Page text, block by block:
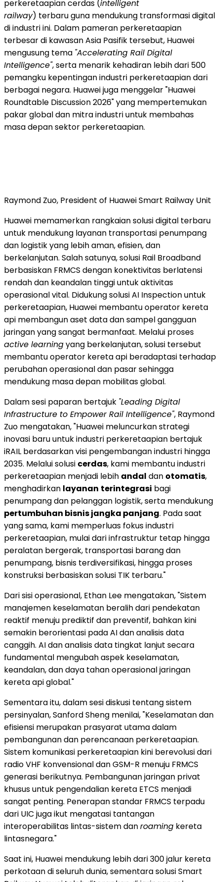
perkeretaapian cerdas (intelligent
railway) terbaru guna mendukung transformasi digital
di industri ini. Dalam pameran perkeretaapian
terbesar di kawasan Asia Pasifik tersebut, Huawei
mengusung tema "Accelerating Rail Digital
Intelligence", serta menarik kehadiran lebih dari 500
pemangku kepentingan industri perkeretaapian dari
berbagai negara. Huawei juga menggelar "Huawei
Roundtable Discussion 2026" yang mempertemukan
pakar global dan mitra industri untuk membahas
masa depan sektor perkeretaapian.
Raymond Zuo, President of Huawei Smart Railway Unit
Huawei memamerkan rangkaian solusi digital terbaru
untuk mendukung layanan transportasi penumpang
dan logistik yang lebih aman, efisien, dan
berkelanjutan. Salah satunya, solusi Rail Broadband
berbasiskan FRMCS dengan konektivitas berlatensi
rendah dan keandalan tinggi untuk aktivitas
operasional vital. Didukung solusi AI Inspection untuk
perkeretaapian, Huawei membantu operator kereta
api membangun aset data dan sampel gangguan
jaringan yang sangat bermanfaat. Melalui proses
active learningyang berkelanjutan, solusi tersebut
membantu operator kereta api beradaptasi terhadap
perubahan operasional dan pasar sehingga
mendukung masa depan mobilitas global.
Dalam sesi paparan bertajuk "Leading Digital
Infrastructure to Empower Rail Intelligence", Raymond
Zuo mengatakan, "Huawei meluncurkan strategi
inovasi baru untuk industri perkeretaapian bertajuk
iRAIL berdasarkan visi pengembangan industri hingga
2035. Melalui solusi cerdas, kami membantu industri
perkeretaapian menjadi lebih andal dan otomatis,
menghadirkan layanan terintegrasi bagi
penumpang dan pelanggan logistik, serta mendukung
pertumbuhan bisnis jangka panjang. Pada saat
yang sama, kami memperluas fokus industri
perkeretaapian, mulai dari infrastruktur tetap hingga
peralatan bergerak, transportasi barang dan
penumpang, bisnis terdiversifikasi, hingga proses
konstruksi berbasiskan solusi TIK terbaru."
Dari sisi operasional, Ethan Lee mengatakan, "Sistem
manajemen keselamatan beralih dari pendekatan
reaktif menuju prediktif dan preventif, bahkan kini
semakin berorientasi pada AI dan analisis data
canggih. AI dan analisis data tingkat lanjut secara
fundamental mengubah aspek keselamatan,
keandalan, dan daya tahan operasional jaringan
kereta api global."
Sementara itu, dalam sesi diskusi tentang sistem
persinyalan, Sanford Sheng menilai, "Keselamatan dan
efisiensi merupakan prasyarat utama dalam
pembangunan dan perencanaan perkeretaapian.
Sistem komunikasi perkeretaapian kini berevolusi dari
radio VHF konvensional dan GSM-R menuju FRMCS
generasi berikutnya. Pembangunan jaringan privat
khusus untuk pengendalian kereta ETCS menjadi
sangat penting. Penerapan standar FRMCS terpadu
dari UIC juga ikut mengatasi tantangan
interoperabilitas lintas-sistem danroaming kereta
lintasnegara."
Saat ini, Huawei mendukung lebih dari 300 jalur kereta
perkotaan di seluruh dunia, sementara solusi Smart